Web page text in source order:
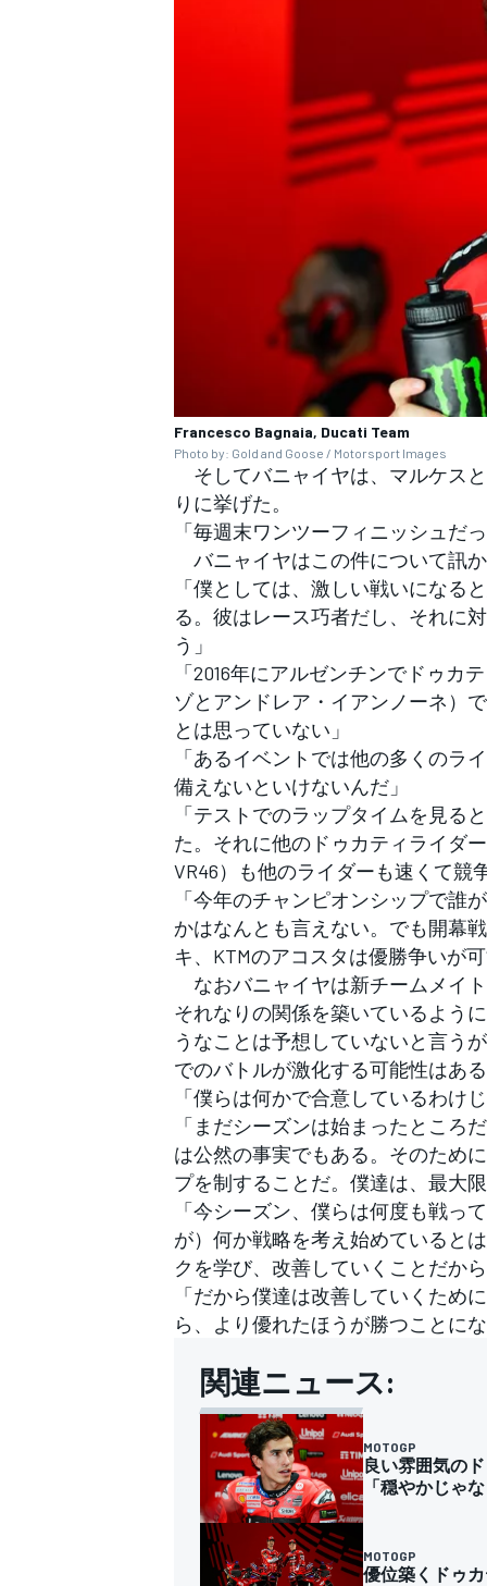
すべてのカテゴリー
Francesco Bagnaia, Ducati Team
Photo by: Gold and Goose / Motorsport Images
そしてバニャイヤは、マルケス
りに挙げた。
「毎週末ワンツーフィニッシュだ
バニャイヤはこの件について訊
「僕としては、激しい戦いになる
る。彼はレース巧者だし、それに
う」
「2016年にアルゼンチンでドゥ
ゾとアンドレア・イアンノーネ）
とは思っていない」
「あるイベントでは他の多くのラ
備えないといけないんだ」
「テストでのラップタイムを見る
た。それに他のドゥカティライダ
VR46）も他のライダーも速くて競
「今年のチャンピオンシップで誰
かはなんとも言えない。でも開幕
キ、KTMのアコスタは優勝争いが
なおバニャイヤは新チームメイ
それなりの関係を築いているよう
うなことは予想していないと言う
でのバトルが激化する可能性はあ
「僕らは何かで合意しているわけ
「まだシーズンは始まったところ
は公然の事実でもある。そのため
プを制することだ。僕達は、最大
「今シーズン、僕らは何度も戦っ
が）何か戦略を考え始めていると
クを学び、改善していくことだか
「だから僕達は改善していくため
ら、より優れたほうが勝つことに
関連ニュース:
MOTOGP
良い雰囲気の
「穏やかじゃ
MOTOGP
優位築くドゥ